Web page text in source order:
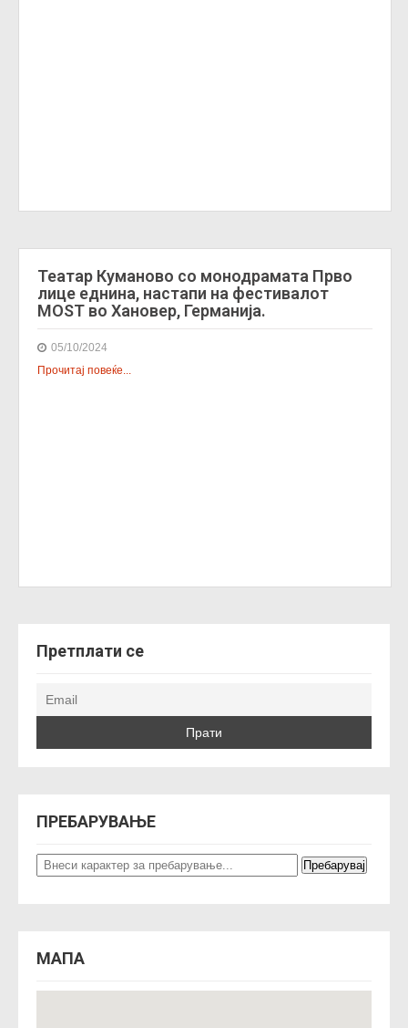
Театар Куманово со монодрамата Прво
лице еднина, настапи на фестивалот
MOST во Хановер, Германија.
05/10/2024
Прочитај повеќе...
Претплати се
ПРЕБАРУВАЊЕ
МАПА